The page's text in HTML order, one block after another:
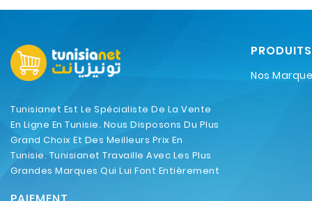
Tunisianet Est Le Spécialiste De La Vente
En Ligne En Tunisie. Nous Disposons Du Plus
Grand Choix Et Des Meilleurs Prix En
Tunisie. Tunisianet Travaille Avec Les Plus
Grandes Marques Qui Lui Font Entièrement
PRODUITS
Nos